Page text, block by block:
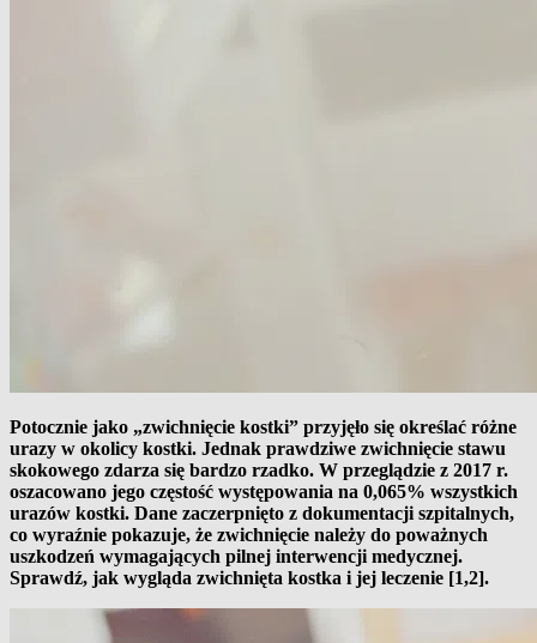
Potocznie jako „zwichnięcie kostki” przyjęło się określać różne
urazy w okolicy kostki. Jednak prawdziwe zwichnięcie stawu
skokowego zdarza się bardzo rzadko. W przeglądzie z 2017 r.
oszacowano jego częstość występowania na 0,065% wszystkich
urazów kostki. Dane zaczerpnięto z dokumentacji szpitalnych,
co wyraźnie pokazuje, że zwichnięcie należy do poważnych
uszkodzeń wymagających pilnej interwencji medycznej.
Sprawdź, jak wygląda zwichnięta kostka i jej leczenie [1,2].